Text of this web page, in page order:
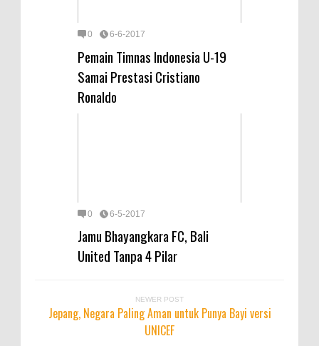
0 6-6-2017
Pemain Timnas Indonesia U-19
Samai Prestasi Cristiano
Ronaldo
0 6-5-2017
Jamu Bhayangkara FC, Bali
United Tanpa 4 Pilar
NEWER POST
Jepang, Negara Paling Aman untuk Punya Bayi versi
UNICEF